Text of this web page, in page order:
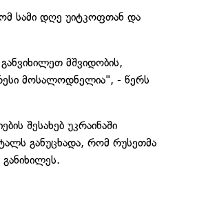
სამი დღე უიტკოფთან და
მშვიდობის,
მოსალოდნელია", - წერს
შესახებ უკრაინაში
განუცხადა, რომ რუსეთმა